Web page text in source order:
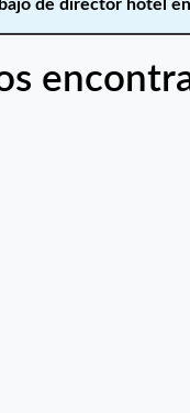
de director hotel